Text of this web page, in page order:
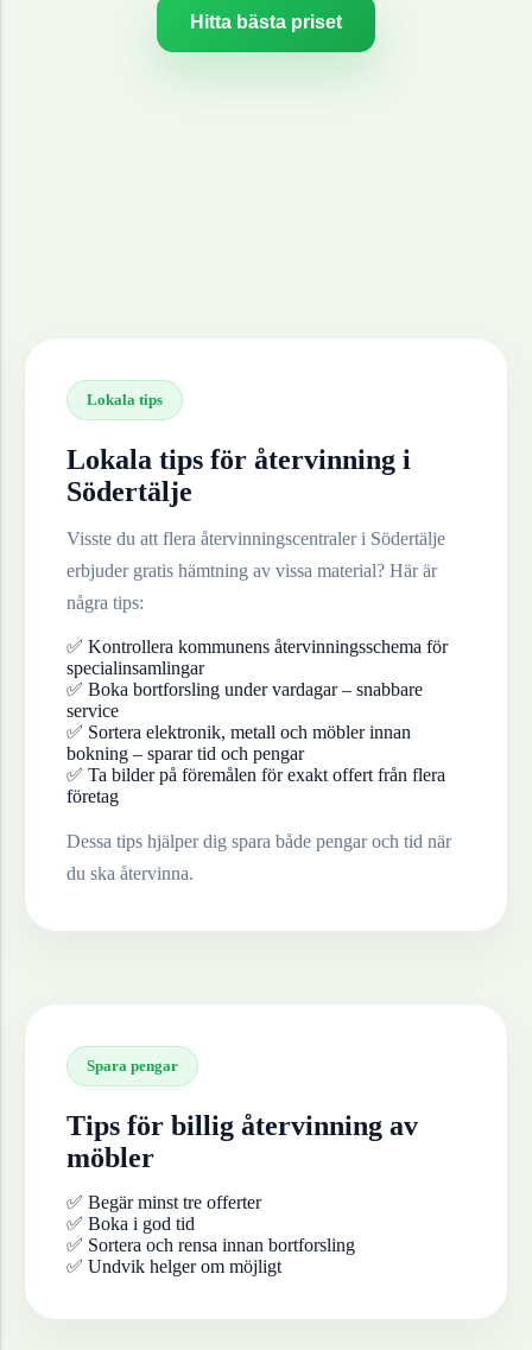
Hitta bästa priset
Lokala tips
Lokala tips för återvinning i
Södertälje
Visste du att flera återvinningscentraler i Södertälje
erbjuder gratis hämtning av vissa material? Här är
några tips:
✅ Kontrollera kommunens återvinningsschema för
specialinsamlingar
✅ Boka bortforsling under vardagar – snabbare
service
✅ Sortera elektronik, metall och möbler innan
bokning – sparar tid och pengar
✅ Ta bilder på föremålen för exakt offert från flera
företag
Dessa tips hjälper dig spara både pengar och tid när
du ska återvinna.
Spara pengar
Tips för billig återvinning av
möbler
✅ Begär minst tre offerter
✅ Boka i god tid
✅ Sortera och rensa innan bortforsling
✅ Undvik helger om möjligt